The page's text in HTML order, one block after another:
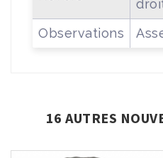
Observations
16 AUTRES